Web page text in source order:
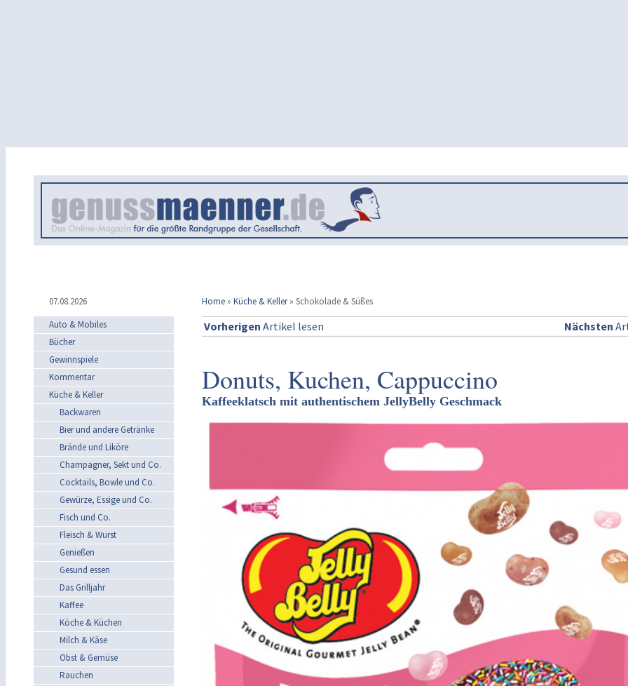
07.08.2026 Home » Küche & Keller » Schokolade & Süßes
Auto & Mobiles
Bücher
Gewinnspiele
Kommentar
Küche & Keller
Backwaren
Bier und andere Getränke
Brände und Liköre
Champagner, Sekt und Co.
Cocktails, Bowle und Co.
Gewürze, Essige und Co.
Fisch und Co.
Fleisch & Wurst
Genießen
Gesund essen
Das Grilljahr
Kaffee
Köche & Küchen
Milch & Käse
Obst & Gemüse
Rauchen
Vorherigen Artikel lesen Nächsten
Donuts, Kuchen, Cappuccino
Kaffeeklatsch mit authentischem JellyBelly Geschmack